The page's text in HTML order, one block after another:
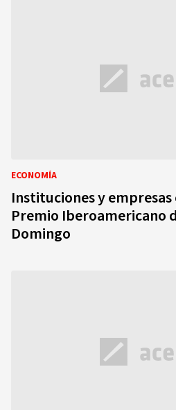
ECONOMÍA
Instituciones y
Premio Iberoamericano
Domingo